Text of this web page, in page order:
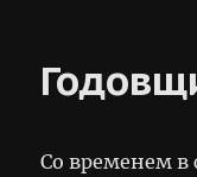
Со временем в